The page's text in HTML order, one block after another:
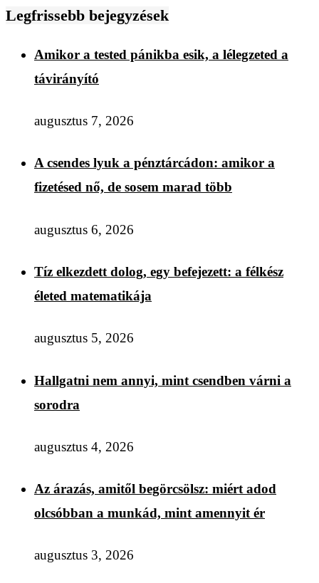
Legfrissebb bejegyzések
Amikor a tested pánikba esik, a lélegzeted a
távirányító
augusztus 7, 2026
A csendes lyuk a pénztárcádon: amikor a
fizetésed nő, de sosem marad több
augusztus 6, 2026
Tíz elkezdett dolog, egy befejezett: a félkész
életed matematikája
augusztus 5, 2026
Hallgatni nem annyi, mint csendben várni a
sorodra
augusztus 4, 2026
Az árazás, amitől begörcsölsz: miért adod
olcsóbban a munkád, mint amennyit ér
augusztus 3, 2026